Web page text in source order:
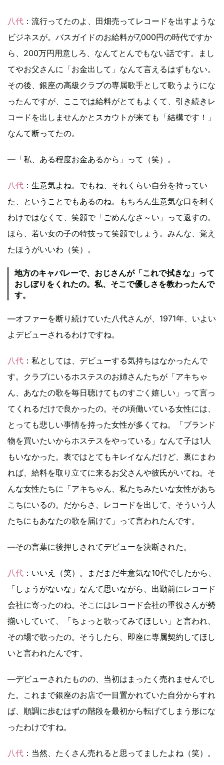
八代 ：流行ってたのよ、田畑売ってレコードを出すような
ビジネスが。バスガイドのお給料が7,000円の時代ですか
ら、200万円用意しろ、なんてとんでもない話です。まし
てやお父さんに「お金出して」なんて言えるはずもない。
その後、銀座の高級クラブの専属歌手として歌うようにな
ったんですが、ここでは給料がとてもよくて、引き続きレ
コードを出しませんかとスカウトが来ても「結構です！」
なんて断ってたの。
―「私、ある程度お金あるから」って（笑）。
八代 ：生意気よね。でもね、それくらい自分を持ってい
た、ということでもあるのね。もちろん生意気な口を利く
わけではなくて、笑顔で「ごめんなさ～い」って返すの。
ほら、若い女の子の特技って笑顔でしょう。みんな、覚え
たほうがいいわ（笑）。
地方のキャバレーで、おじさんが「これで拭きな」って
おしぼりをくれたの。私、そこで優しさを教わったんで
す。
―オファーを断り続けていた八代さんが、1971年、いよい
よデビューされるわけですね。
八代 ：私としては、デビューする気持ちはなかったんで
す。クラブにいるホステスのお姉さんたちが「アキちゃ
ん、あなたの歌を毎日聴けてものすごく嬉しい」って言っ
てくれるだけで良かったの。その頃働いている女性には、
とっても悲しい事情を持った女性が多くてね。「ブランド
物を買いたいからホステスをやっている」なんて子は1人
もいなかった。表ではとてもキレイなんだけど、裏にまわ
れば、給料を取り立てに来るお父さんや彼氏がいてね。そ
んな女性たちに「アキちゃん、私たちみたいな女性があち
こちにいるの。だからさ、レコードを出して、そういう人
たちにもあなたの歌を届けて」って言われたんです。
―その言葉に後押しされてデビューを決断された。
八代 ：いいえ（笑）。まだまだ生意気な10代でしたから、
「しょうがないな」なんて思いながら、出勤前にレコード
会社に寄ったのね。そこにはレコード会社の重役さんが勢
揃いしていて、「ちょっと歌ってみてほしい」と言われ、
その場で歌ったの。そうしたら、即座に専属契約してほし
いと言われたんです。
―デビューされたものの、当初はまったく売れませんでし
た。これまで銀座のお店で一目置かれていた自分からすれ
ば、順調に歩むはずの階段を最初から転げてしまう形にな
ったわけですね。
八代 ：当然、たくさん売れると思ってましたよね（笑）。